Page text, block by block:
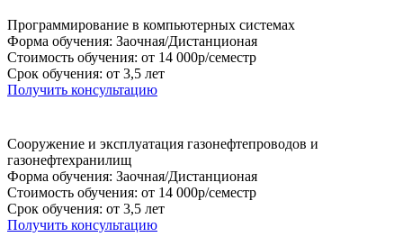
Программирование в компьютерных системах
Форма обучения: Заочная/Дистанционая
Стоимость обучения: от 14 000р/семестр
Срок обучения: от 3,5 лет
Получить консультацию
Сооружение и эксплуатация газонефтепроводов и
газонефтехранилищ
Форма обучения: Заочная/Дистанционая
Стоимость обучения: от 14 000р/семестр
Срок обучения: от 3,5 лет
Получить консультацию